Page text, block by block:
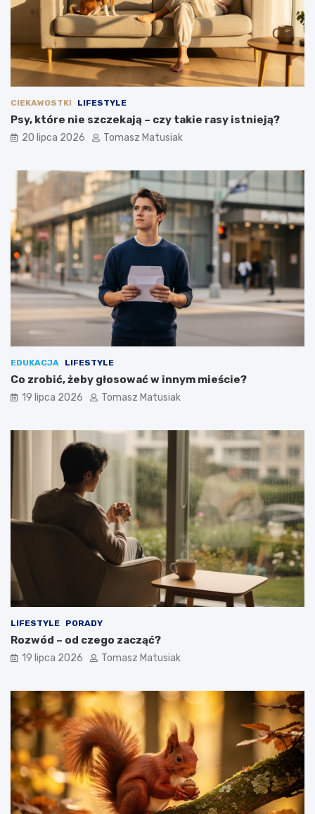
CIEKAWOSTKI LIFESTYLE
Psy, które nie szczekają – czy takie rasy istnieją?
20 lipca 2026 Tomasz Matusiak
EDUKACJA LIFESTYLE
Co zrobić, żeby głosować w innym mieście?
19 lipca 2026 Tomasz Matusiak
LIFESTYLE PORADY
Rozwód – od czego zacząć?
19 lipca 2026 Tomasz Matusiak